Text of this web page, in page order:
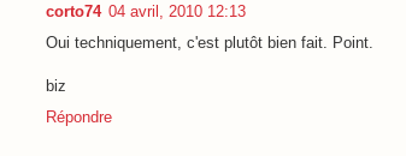
corto74 04 avril, 2010 12:13
Oui techniquement, c'est plutôt bien fait. Point.
biz
Répondre